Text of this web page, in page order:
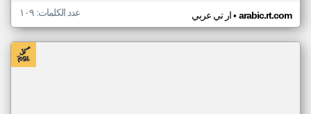
ار تي عربي• arabic.rt.com عدد الكلمات: ١٠٩